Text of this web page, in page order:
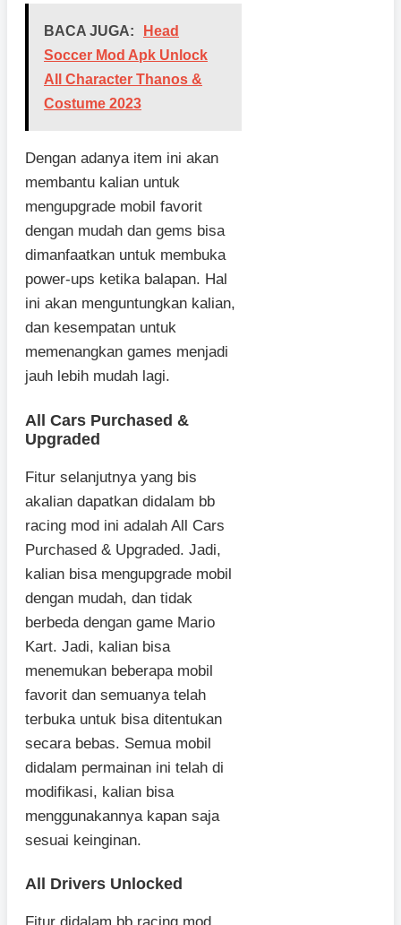
BACA JUGA:
Head
Soccer Mod Apk Unlock
All Character Thanos &
Costume 2023
Dengan adanya item ini akan
membantu kalian untuk
mengupgrade mobil favorit
dengan mudah dan gems bisa
dimanfaatkan untuk membuka
power-ups ketika balapan. Hal
ini akan menguntungkan kalian,
dan kesempatan untuk
memenangkan games menjadi
jauh lebih mudah lagi.
All Cars Purchased &
Upgraded
Fitur selanjutnya yang bis
akalian dapatkan didalam bb
racing mod ini adalah All Cars
Purchased & Upgraded. Jadi,
kalian bisa mengupgrade mobil
dengan mudah, dan tidak
berbeda dengan game Mario
Kart. Jadi, kalian bisa
menemukan beberapa mobil
favorit dan semuanya telah
terbuka untuk bisa ditentukan
secara bebas. Semua mobil
didalam permainan ini telah di
modifikasi, kalian bisa
menggunakannya kapan saja
sesuai keinginan.
All Drivers Unlocked